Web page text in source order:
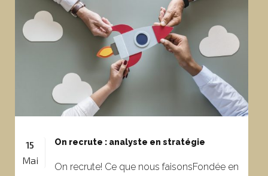
15
Mai
On recrute : analyste en stratégie
On recrute! Ce que nous faisonsFondée en